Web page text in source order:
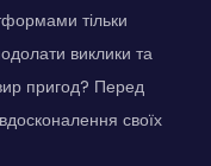
тільки
виклики та
пригод? Перед
своїх